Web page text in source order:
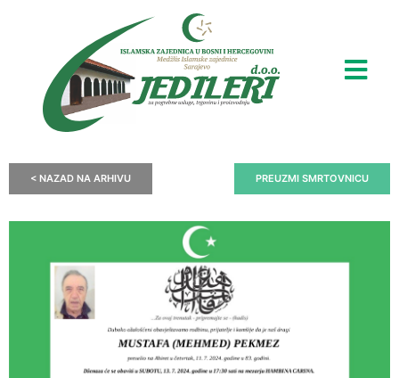
< NAZAD NA ARHIVU PREUZMI SMRTOVNICU